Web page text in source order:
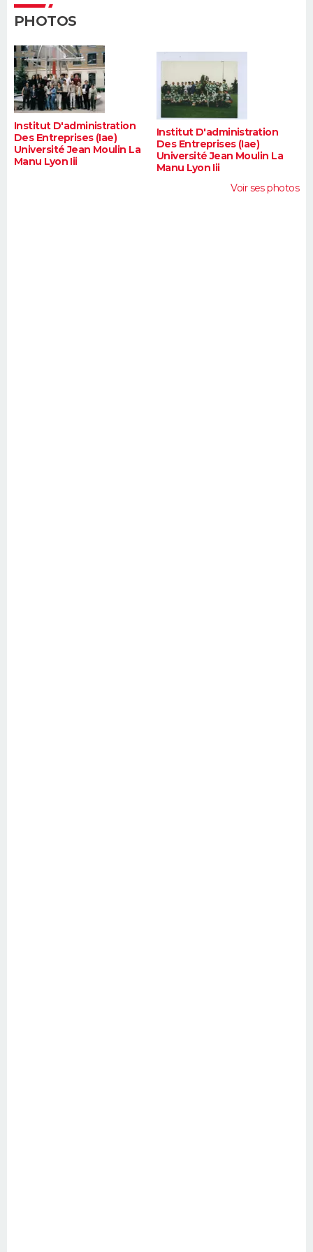
PHOTOS
Institut D'administration
Des Entreprises (Iae)
Université Jean Moulin La
Manu Lyon Iii
Institut D'administration
Des Entreprises (Iae)
Université Jean Moulin La
Manu Lyon Iii
Voir ses photos